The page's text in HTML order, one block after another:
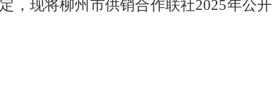
，现将柳州市供销合作联社2025年公